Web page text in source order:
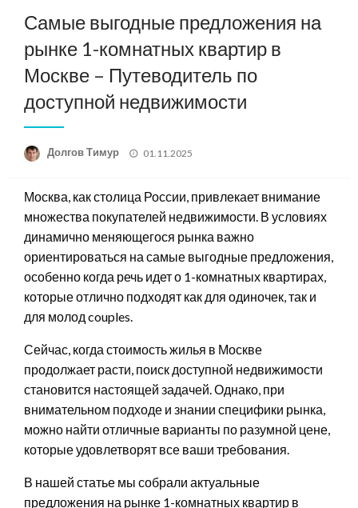
Самые выгодные предложения на
рынке 1-комнатных квартир в
Москве – Путеводитель по
доступной недвижимости
Долгов Тимур
Posted
01.11.2025
Москва, как столица России, привлекает внимание
множества покупателей недвижимости. В условиях
динамично меняющегося рынка важно
ориентироваться на самые выгодные предложения,
особенно когда речь идет о 1-комнатных квартирах,
которые отлично подходят как для одиночек, так и
для молод couples.
Сейчас, когда стоимость жилья в Москве
продолжает расти, поиск доступной недвижимости
становится настоящей задачей. Однако, при
внимательном подходе и знании специфики рынка,
можно найти отличные варианты по разумной цене,
которые удовлетворят все ваши требования.
В нашей статье мы собрали актуальные
предложения на рынке 1-комнатных квартир в